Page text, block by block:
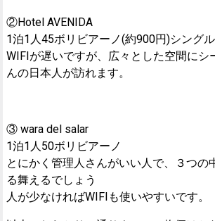
②Hotel AVENIDA
1泊1人45ボリビアーノ(約900円)シングル
WIFIが遅いですが、広々とした空間にシ
んの日本人が訪れます。
③ wara del salar
1泊1人50ボリビアーノ
とにかく管理人さんがいい人で、３つの
る舞えるでしょう
人が少なければWIFIも使いやすいです。